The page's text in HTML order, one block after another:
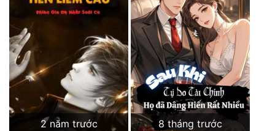
Ngự Thú
Truyện Nam
Truyện Nữ
Vô Địch Lưu
Xây Dựng Thế Lực
2 năm trước
8 tháng trước